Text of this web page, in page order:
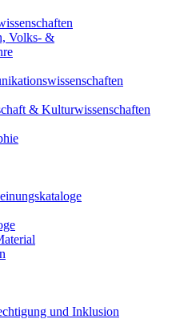
Volks- &
& Kulturwissenschaften
und Inklusion